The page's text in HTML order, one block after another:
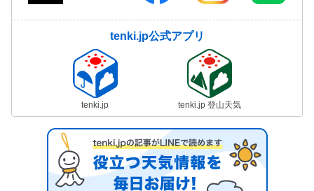
tenki.jp公式アプリ
tenki.jp tenki.jp 登山天気